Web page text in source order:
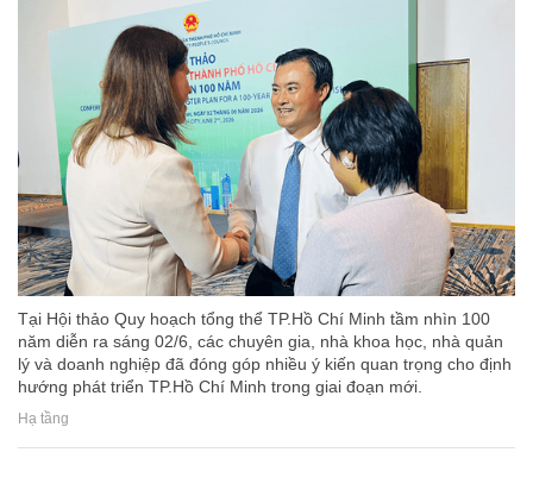
Tại Hội thảo Quy hoạch tổng thể TP.Hồ Chí Minh tầm nhìn 100
năm diễn ra sáng 02/6, các chuyên gia, nhà khoa học, nhà quản
lý và doanh nghiệp đã đóng góp nhiều ý kiến quan trọng cho định
hướng phát triển TP.Hồ Chí Minh trong giai đoạn mới.
Hạ tầng